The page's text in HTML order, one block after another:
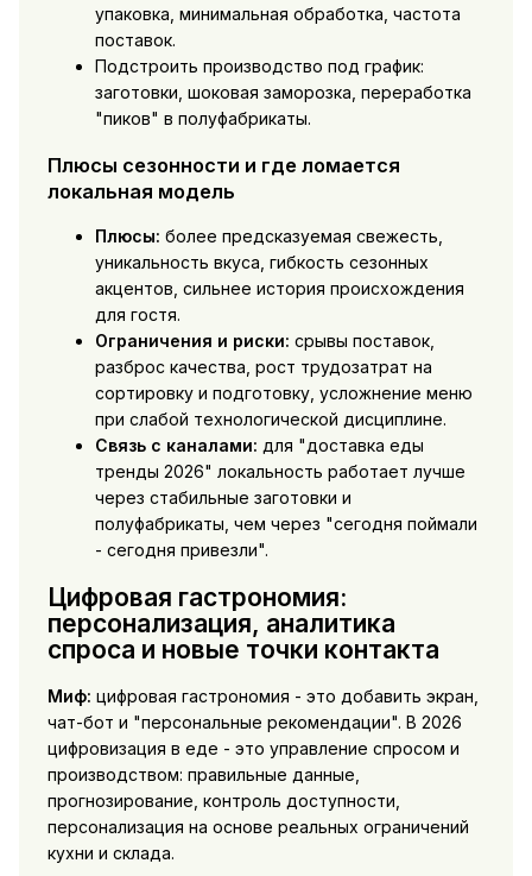
упаковка, минимальная обработка, частота
поставок.
Подстроить производство под график:
заготовки, шоковая заморозка, переработка
"пиков" в полуфабрикаты.
Плюсы сезонности и где ломается
локальная модель
Плюсы: более предсказуемая свежесть,
уникальность вкуса, гибкость сезонных
акцентов, сильнее история происхождения
для гостя.
Ограничения и риски: срывы поставок,
разброс качества, рост трудозатрат на
сортировку и подготовку, усложнение меню
при слабой технологической дисциплине.
Связь с каналами: для "доставка еды
тренды 2026" локальность работает лучше
через стабильные заготовки и
полуфабрикаты, чем через "сегодня поймали
- сегодня привезли".
Цифровая гастрономия:
персонализация, аналитика
спроса и новые точки контакта
Миф: цифровая гастрономия - это добавить экран,
чат-бот и "персональные рекомендации". В 2026
цифровизация в еде - это управление спросом и
производством: правильные данные,
прогнозирование, контроль доступности,
персонализация на основе реальных ограничений
кухни и склада.